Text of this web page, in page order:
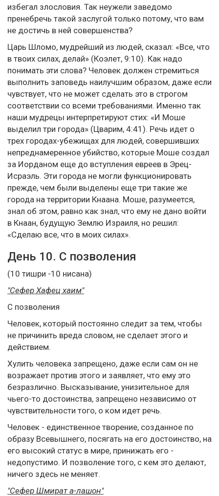
избегал злословия. Так неужели заведомо
пренебречь такой заслугой только потому, что вам
не достичь в ней совершенства?
Царь Шломо, мудрейший из людей, сказал: «Все, что
в твоих силах, делай» (Коэлет, 9:10). Как надо
понимать эти слова? Человек должен стремиться
выполнить заповедь наилучшим образом, даже если
чувствует, что не может сделать это в строгом
соответствии со всеми требованиями. Именно так
наши мудрецы интерпретируют стих: «И Моше
выделил три города» (Цварим, 4:41). Речь идет о
трех городах-убежищах для людей, совершивших
непреднамеренное убийство, которые Моше создал
за Иорданом еще до вступления евреев в Эрец-
Исраэль. Эти города не могли функционировать
прежде, чем были выделены еще три такие же
города на территории Кнаана. Моше, разумеется,
знал об этом, равно как знал, что ему не дано войти
в Кнаан, будущую Землю Израиля, но решил:
«Сделаю все, что в моих силах».
День 10. С позволения
(10 тишри -10 нисана)
"Сефер Хафец хаим"
С позволения
Человек, который постоянно следит за тем, чтобы
не причинить вреда словом, не сделает этого и
действием.
Хулить человека запрещено, даже если сам он не
возражает против этого и заявляет, что ему это
безразлично. Высказывание, унизительное для
чьего-то достоинства, запрещено независимо от
чувствительности того, о ком идет речь.
Человек - единственное творение, созданное по
образу Всевышнего, посягать на его достоинство, на
его высокий статус в мире, принижать его -
недопустимо. И позволение того, с кем это делают,
ничего здесь не меняет.
"Сефер Шмират а-лашон"